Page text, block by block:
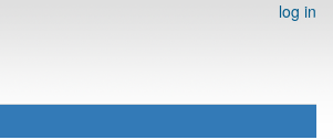
log in